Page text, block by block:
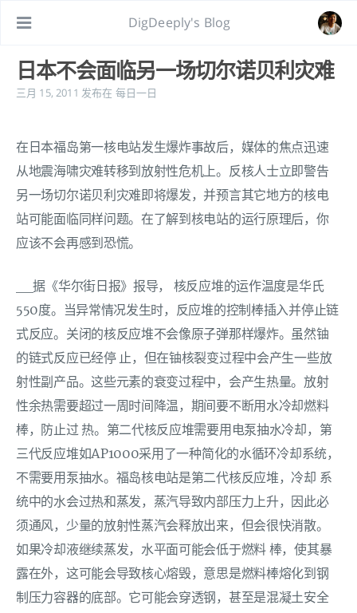
DigDeeply's Blog
日本不会面临另一场切尔诺贝利灾难
三月 15, 2011 发布在 每日一日
在日本福岛第一核电站发生爆炸事故后，媒体的焦点迅速
从地震海啸灾难转移到放射性危机上。反核人士立即警告
另一场切尔诺贝利灾难即将爆发，并预言其它地方的核电
站可能面临同样问题。在了解到核电站的运行原理后，你
应该不会再感到恐慌。
__据《华尔街日报》报导， 核反应堆的运作温度是华氏
550度。当异常情况发生时，反应堆的控制棒插入并停止链
式反应。关闭的核反应堆不会像原子弹那样爆炸。虽然铀
的链式反应已经停 止，但在铀核裂变过程中会产生一些放
射性副产品。这些元素的衰变过程中，会产生热量。放射
性余热需要超过一周时间降温，期间要不断用水冷却燃料
棒，防止过 热。第二代核反应堆需要用电泵抽水冷却，第
三代反应堆如AP1000采用了一种简化的水循环冷却系统，
不需要用泵抽水。福岛核电站是第二代核反应堆，冷却 系
统中的水会过热和蒸发，蒸汽导致内部压力上升，因此必
须通风，少量的放射性蒸汽会释放出来，但会很快消散。
如果冷却液继续蒸发，水平面可能会低于燃料 棒，使其暴
露在外，这可能会导致核心熔毁，意思是燃料棒熔化到钢
制压力容器的底部。它可能会穿透钢，甚至是混凝土安全